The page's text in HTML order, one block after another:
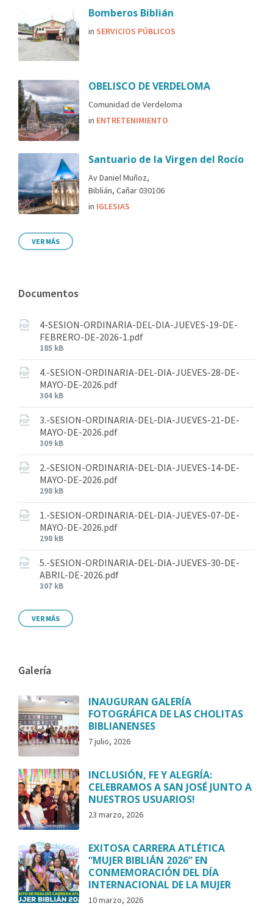
Bomberos Biblián
in SERVICIOS PÚBLICOS
OBELISCO DE VERDELOMA
Comunidad de Verdeloma
in ENTRETENIMIENTO
Santuario de la Virgen del Rocío
Av Daniel Muñoz,
Biblián, Cañar 030106
in IGLESIAS
VER MÁS
Documentos
4-SESION-ORDINARIA-DEL-DIA-JUEVES-19-DE-
FEBRERO-DE-2026-1.pdf
185 kB
4.-SESION-ORDINARIA-DEL-DIA-JUEVES-28-DE-
MAYO-DE-2026.pdf
304 kB
3.-SESION-ORDINARIA-DEL-DIA-JUEVES-21-DE-
MAYO-DE-2026.pdf
309 kB
2.-SESION-ORDINARIA-DEL-DIA-JUEVES-14-DE-
MAYO-DE-2026.pdf
298 kB
1.-SESION-ORDINARIA-DEL-DIA-JUEVES-07-DE-
MAYO-DE-2026.pdf
298 kB
5.-SESION-ORDINARIA-DEL-DIA-JUEVES-30-DE-
ABRIL-DE-2026.pdf
307 kB
VER MÁS
Galería
INAUGURAN GALERÍA
FOTOGRÁFICA DE LAS CHOLITAS
BIBLIANENSES
7 julio, 2026
INCLUSIÓN, FE Y ALEGRÍA:
CELEBRAMOS A SAN JOSÉ JUNTO A
NUESTROS USUARIOS!
23 marzo, 2026
EXITOSA CARRERA ATLÉTICA
“MUJER BIBLIÁN 2026” EN
CONMEMORACIÓN DEL DÍA
INTERNACIONAL DE LA MUJER
10 marzo, 2026